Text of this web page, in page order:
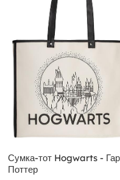
Сумка-тот Hogwarts -
Поттер